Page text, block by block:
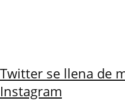
Twitter se llena de
Instagram